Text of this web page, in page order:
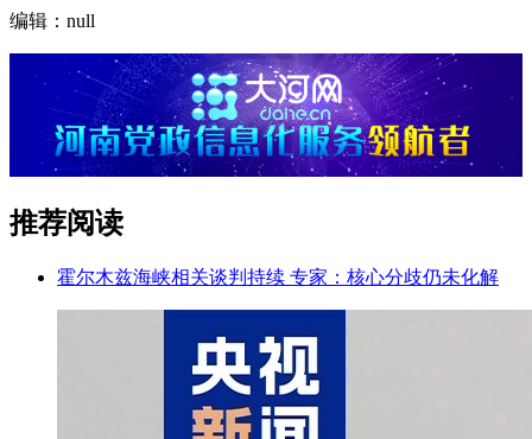
编辑：null
推荐阅读
霍尔木兹海峡相关谈判持续 专家：核心分歧仍未化解